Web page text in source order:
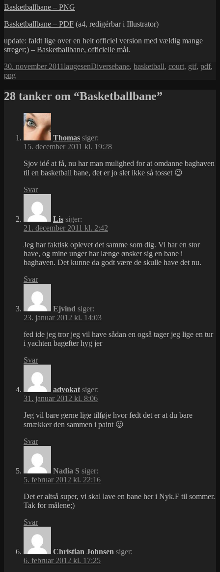
Basketballbane – PNG
Basketballbane – PDF (a4, redigérbar i Illustrator)
update: faldt lige over en helt officiel version med vældig mange
streger;) – Basketballbane, officielle mål.
Udgivet
i
30. november 2011Forfatter
laugesenKategorier
DiverseTags
bane, basketball, court, gif, pdf,
png
28 tanker om “Basketballbane”
Thomas siger:
15. december 2011 kl. 19:28
Sjov idé at få, nu har man mulighed for at omdanne baghaven
til en basketball bane, det er jo slet ikke så tosset 😉
Svar
Lis siger:
21. december 2011 kl. 2:42
Jeg har faktisk oplevet det samme som dig. Vi har en stor
have, og mine unger har længe ønsker sig en bane i
baghaven. Det kunne da godt være de skulle have det nu.
Svar
Ejvind siger:
23. januar 2012 kl. 14:03
fed ide jeg tror jeg vil have sådan en også tager jeg lige en tur
i yachten bagefter hyg jer
Svar
advokat siger:
31. januar 2012 kl. 8:06
Jeg vil bare gerne lige tilføje hvor fedt det er at du bare
smækker den sammen i paint 😛
Svar
Nadia S siger:
5. februar 2012 kl. 22:16
Det er altså super, vi skal lave en bane her i Nyk.F til sommer.
Tak for målene;)
Svar
Christian Johnsen siger:
6. februar 2012 kl. 17:25